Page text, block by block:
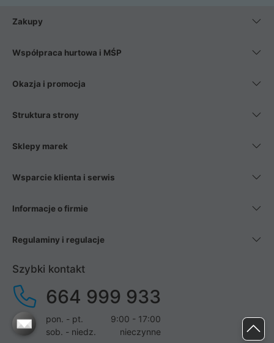
Zakupy
Współpraca hurtowa i MŚP
Okazja i promocja
Struktura strony
Sklepy marek
Wsparcie klienta i serwis
Informacje o firmie
Regulaminy i regulacje
Szybki kontakt
664 999 933
pon. - pt.
9:00 - 17:00
sob. - niedz.
nieczynne